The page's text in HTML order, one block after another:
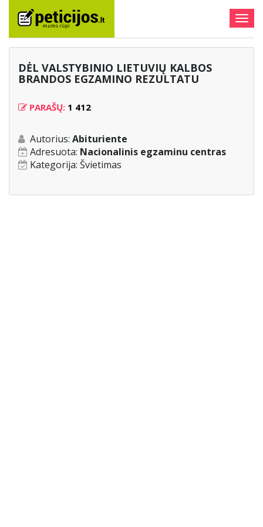
DĖL VALSTYBINIO LIETUVIŲ KALBOS
BRANDOS EGZAMINO REZULTATU
PARAŠŲ: 1 412
Autorius: Abituriente
Adresuota: Nacionalinis egzaminu centras
Kategorija: Švietimas